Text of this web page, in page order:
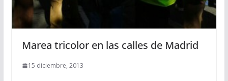
Marea tricolor en las calles de Madrid
15 diciembre, 2013